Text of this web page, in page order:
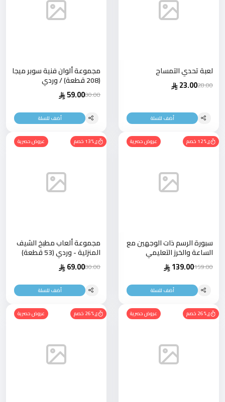
لعبة تحدي التمساح
28.00
23.00
أضف للسلة
مجموعة ألوان فنية سوبر ميجا
(208 قطعة) / وردي
80.00
59.00
أضف للسلة
12% خصم عروض حصرية
سبورة الرسم ذات الوجهين مع
الساعة والخرز التعليمي
159.00
139.00
أضف للسلة
13% خصم عروض حصرية
مجموعة ألعاب مطبخ الشيف
المنزلية - وردي (53 قطعة)
80.00
69.00
أضف للسلة
26% خصم عروض حصرية 26% خصم عروض حصرية